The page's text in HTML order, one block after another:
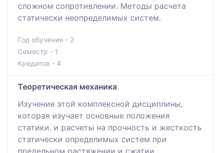
сложном сопротивлении. Методы расчета
статически неопределимых систем.
Год обучения - 2
Семестр - 1
Кредитов - 4
Теоретическая механика
Изучение этой комплексной дисциплины,
которая изучает основные положения
статики. и расчеты на прочность и жесткость
статически определимых систем при
предельном растяжении и сжатии,